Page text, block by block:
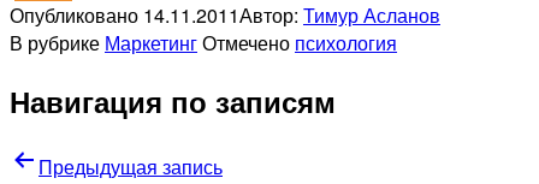
Опубликовано 14.11.2011Автор: Тимур Асланов
В рубрике МаркетингОтмечено психология
Навигация по записям
Предыдущая запись